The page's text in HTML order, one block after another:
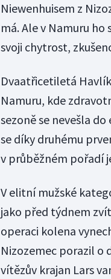
Niewenhuisem z
má. Ale v Namuru
svoji chytrost,
Dvaatřicetiletá
Namuru, kde
sezoně se nevešla
se díky druhému
v průběžném pořadí
V elitní mužské
jako před týdnem
operaci kolena
Nizozemec porazil o
vítězův krajan Lars